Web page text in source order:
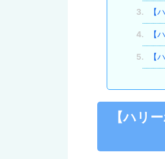
3. 【
4. 【
5. 【
【ハリ